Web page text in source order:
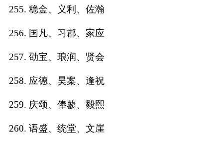
255. 稳金、义利、佐瀚
256. 国凡、习郡、家应
257. 劭宝、琅润、贤会
258. 应德、昊案、逢祝
259. 庆颂、俸蓼、毅熙
260. 语盛、统堂、文崖